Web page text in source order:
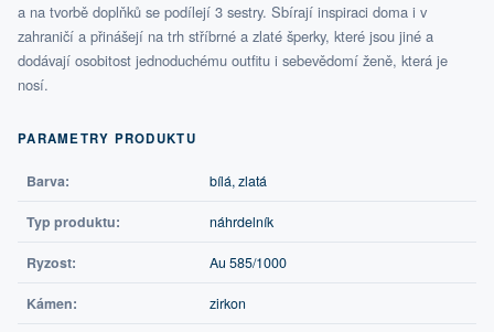
a na tvorbě doplňků se podílejí 3 sestry. Sbírají inspiraci doma i v
zahraničí a přinášejí na trh stříbrné a zlaté šperky, které jsou jiné a
dodávají osobitost jednoduchému outfitu i sebevědomí ženě, která je
nosí.
PARAMETRY PRODUKTU
Barva: bílá, zlatá
Typ produktu: náhrdelník
Ryzost: Au 585/1000
Kámen: zirkon